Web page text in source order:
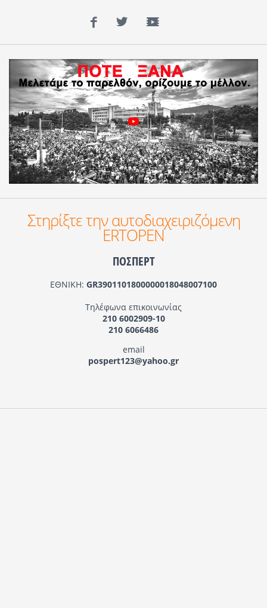
Facebook
TwitterYouTube
Στηρίξτε την αυτοδιαχειριζόμενη
ERTOPEN
ΠΟΣΠΕΡΤ
ΕΘΝΙΚΗ: GR3901101800000018048007100
Τηλέφωνα επικοινωνίας
210 6002909-10
210 6066486
email
pospert123@yahoo.gr